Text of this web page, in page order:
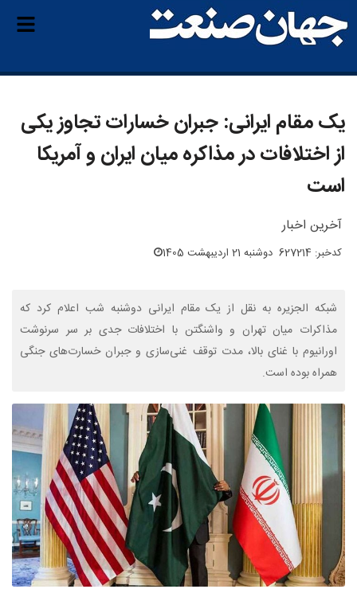
یک مقام ایرانی: جبران خسارات تجاوز یکی
از اختلافات در مذاکره میان ایران و آمریکا
است
آخرین اخبار
کدخبر: 627214 دوشنبه 21 اردیبهشت 1405
شبکه الجزیره به نقل از یک مقام ایرانی دوشنبه شب اعلام کرد که
مذاکرات میان تهران و واشنگتن با اختلافات جدی بر سر سرنوشت
اورانیوم با غنای بالا، مدت توقف غنی‌سازی و جبران خسارت‌های جنگی
همراه بوده است.